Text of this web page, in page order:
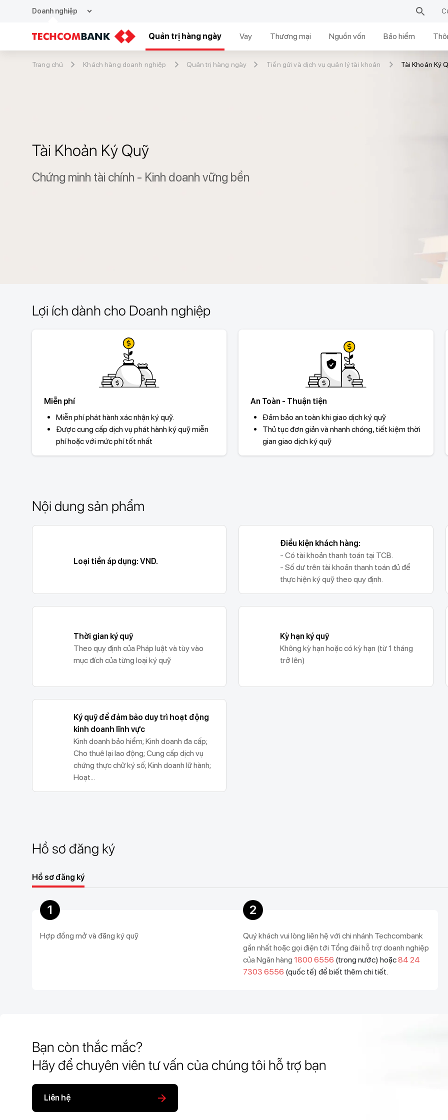
Doanh nghiệp expand_more
Quản trị hàng ngày Vay Thương mại Nguồn vốn Bảo hiểm
Trang chủ Khách hàng doanh nghiệp Quản trị hàng ngày Tiền gửi và dịch vụ quản lý tài khoản Tài Khoản Ký
Tài Khoản Ký Quỹ
Chứng minh tài chính - Kinh doanh vững bền
Lợi ích dành cho Doanh nghiệp
Miễn phí
Miễn phí phát hành xác nhận ký quỹ.
Được cung cấp dịch vụ phát hành ký quỹ miễn
phí hoặc với mức phí tốt nhất
An Toàn - Thuận tiện
Đảm bảo an toàn khi giao dịch ký quỹ
Thủ tục đơn giản và nhanh chóng, tiết kiệm thời
gian giao dịch ký quỹ
Nội dung sản phẩm
Loại tiền áp dụng: VND.
Điều kiện khách hàng:
- Có tài khoản thanh toán tại TCB.
- Số dư trên tài khoản thanh toán đủ để
thực hiện ký quỹ theo quy định.
Thời gian ký quỹ
Theo quy định của Pháp luật và tùy vào
mục đích của từng loại ký quỹ
Kỳ hạn ký quỹ
Không kỳ hạn hoặc có kỳ hạn (từ 1 tháng
trở lên)
Ký quỹ để đảm bảo duy trì hoạt động
kinh doanh lĩnh vực
Kinh doanh bảo hiểm; Kinh doanh đa cấp;
Cho thuê lại lao động; Cung cấp dịch vụ
chứng thực chữ ký số; Kinh doanh lữ hành;
Hoạt...
Hồ sơ đăng ký
Hồ sơ đăng ký
1
Hợp đồng mở và đăng ký quỹ
2
Quý khách vui lòng liên hệ với chi nhánh Techcombank
gần nhất hoặc gọi điện tới Tổng đài hỗ trợ doanh nghiệp
của Ngân hàng 1800 6556 (trong nước) hoặc84 24
7303 6556 (quốc tế) để biết thêm chi tiết.
Bạn còn thắc mắc?
Hãy để chuyên viên tư vấn của chúng tôi hỗ trợ bạn
Liên hệ